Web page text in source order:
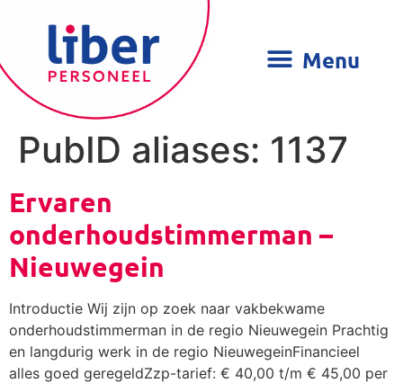
PubID aliases: 1137
Ervaren
onderhoudstimmerman –
Nieuwegein
Introductie Wij zijn op zoek naar vakbekwame
onderhoudstimmerman in de regio Nieuwegein Prachtig
en langdurig werk in de regio NieuwegeinFinancieel
alles goed geregeldZzp-tarief: € 40,00 t/m € 45,00 per